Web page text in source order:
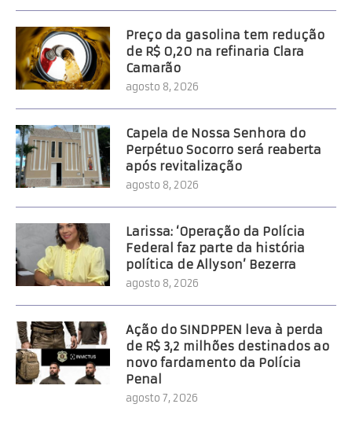
Preço da gasolina tem redução
de R$ 0,20 na refinaria Clara
Camarão
agosto 8, 2026
Capela de Nossa Senhora do
Perpétuo Socorro será reaberta
após revitalização
agosto 8, 2026
Larissa: ‘Operação da Polícia
Federal faz parte da história
política de Allyson’ Bezerra
agosto 8, 2026
Ação do SINDPPEN leva à perda
de R$ 3,2 milhões destinados ao
novo fardamento da Polícia
Penal
agosto 7, 2026